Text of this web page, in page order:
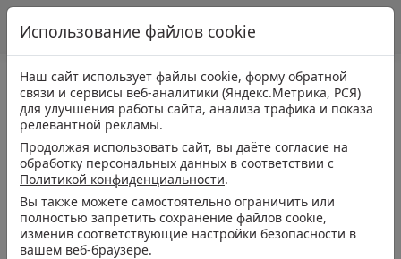
Использование файлов cookie
Наш сайт использует файлы cookie, форму обратной
связи и сервисы веб-аналитики (Яндекс.Метрика, РСЯ)
для улучшения работы сайта, анализа трафика и показа
релевантной рекламы.
Продолжая использовать сайт, вы даёте согласие на
обработку персональных данных в соответствии с
Политикой конфиденциальности.
Вы также можете самостоятельно ограничить или
полностью запретить сохранение файлов cookie,
изменив соответствующие настройки безопасности в
вашем веб-браузере.